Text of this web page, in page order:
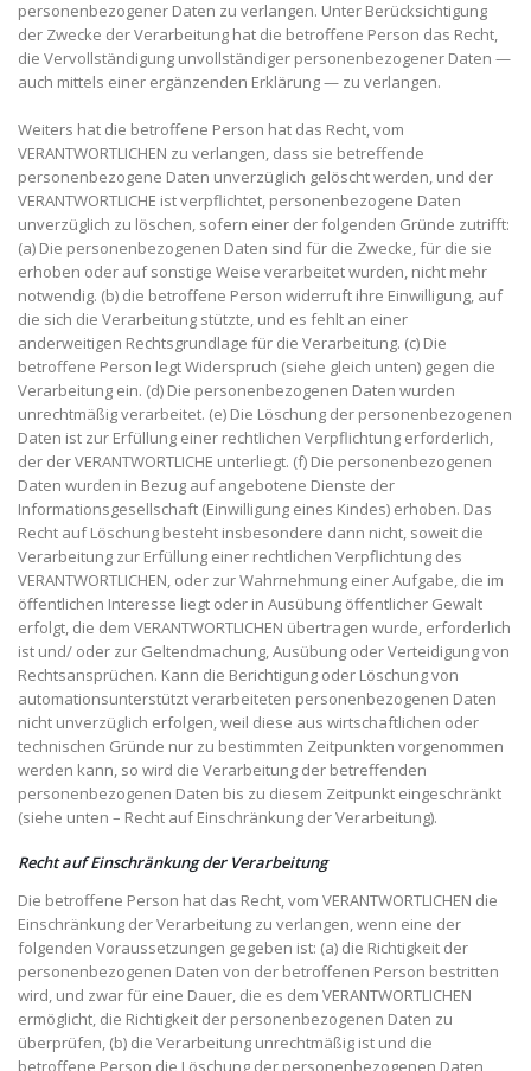
personenbezogener Daten zu verlangen. Unter Berücksichtigung
der Zwecke der Verarbeitung hat die betroffene Person das Recht,
die Vervollständigung unvollständiger personenbezogener Daten —
auch mittels einer ergänzenden Erklärung — zu verlangen.
Weiters hat die betroffene Person hat das Recht, vom
VERANTWORTLICHEN zu verlangen, dass sie betreffende
personenbezogene Daten unverzüglich gelöscht werden, und der
VERANTWORTLICHE ist verpflichtet, personenbezogene Daten
unverzüglich zu löschen, sofern einer der folgenden Gründe zutrifft:
(a) Die personenbezogenen Daten sind für die Zwecke, für die sie
erhoben oder auf sonstige Weise verarbeitet wurden, nicht mehr
notwendig. (b) die betroffene Person widerruft ihre Einwilligung, auf
die sich die Verarbeitung stützte, und es fehlt an einer
anderweitigen Rechtsgrundlage für die Verarbeitung. (c) Die
betroffene Person legt Widerspruch (siehe gleich unten) gegen die
Verarbeitung ein. (d) Die personenbezogenen Daten wurden
unrechtmäßig verarbeitet. (e) Die Löschung der personenbezogenen
Daten ist zur Erfüllung einer rechtlichen Verpflichtung erforderlich,
der der VERANTWORTLICHE unterliegt. (f) Die personenbezogenen
Daten wurden in Bezug auf angebotene Dienste der
Informationsgesellschaft (Einwilligung eines Kindes) erhoben. Das
Recht auf Löschung besteht insbesondere dann nicht, soweit die
Verarbeitung zur Erfüllung einer rechtlichen Verpflichtung des
VERANTWORTLICHEN, oder zur Wahrnehmung einer Aufgabe, die im
öffentlichen Interesse liegt oder in Ausübung öffentlicher Gewalt
erfolgt, die dem VERANTWORTLICHEN übertragen wurde, erforderlich
ist und/ oder zur Geltendmachung, Ausübung oder Verteidigung von
Rechtsansprüchen. Kann die Berichtigung oder Löschung von
automationsunterstützt verarbeiteten personenbezogenen Daten
nicht unverzüglich erfolgen, weil diese aus wirtschaftlichen oder
technischen Gründe nur zu bestimmten Zeitpunkten vorgenommen
werden kann, so wird die Verarbeitung der betreffenden
personenbezogenen Daten bis zu diesem Zeitpunkt eingeschränkt
(siehe unten – Recht auf Einschränkung der Verarbeitung).
Recht auf Einschränkung der Verarbeitung
Die betroffene Person hat das Recht, vom VERANTWORTLICHEN die
Einschränkung der Verarbeitung zu verlangen, wenn eine der
folgenden Voraussetzungen gegeben ist: (a) die Richtigkeit der
personenbezogenen Daten von der betroffenen Person bestritten
wird, und zwar für eine Dauer, die es dem VERANTWORTLICHEN
ermöglicht, die Richtigkeit der personenbezogenen Daten zu
überprüfen, (b) die Verarbeitung unrechtmäßig ist und die
betroffene Person die Löschung der personenbezogenen Daten